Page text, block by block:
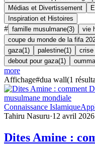
Médias et Divertissement
Inspiration et Histoires
# famille musulmane(3) vie
coupe du monde de la fifa
gaza(1 ) palestine(1 ) crise
debout pour gaza(1 )
more
Affichage#dua wall(1
Connaissance Islamique
Tahiru Nasuru·12 avril 2026
Dites Amine :